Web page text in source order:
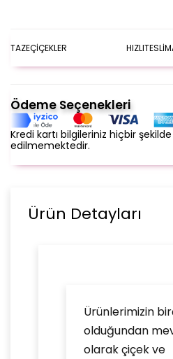
TAZEÇİÇEKLER HIZLI
Ödeme Seçenekleri
Kredi kartı bilgileriniz hiçbir
edilmemektedir.
Ürün Detayları
Ürünlerimizin
olduğundan
olarak çiçek ve